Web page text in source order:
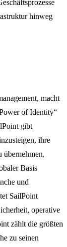
hinweg
macht
of Identity“
gibt
ihre
übernehmen,
Basis
und
SailPoint
operative
zählt die größten
zu seinen